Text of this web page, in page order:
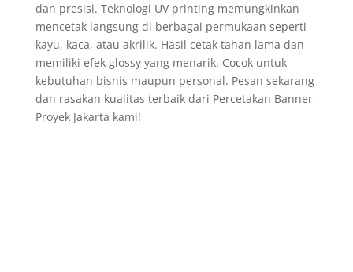
dan presisi. Teknologi UV printing memungkinkan
mencetak langsung di berbagai permukaan seperti
kayu, kaca, atau akrilik. Hasil cetak tahan lama dan
memiliki efek glossy yang menarik. Cocok untuk
kebutuhan bisnis maupun personal. Pesan sekarang
dan rasakan kualitas terbaik dari Percetakan Banner
Proyek Jakarta kami!